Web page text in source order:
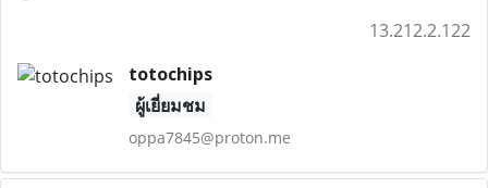
13.212.2.122
totochips
ผู้เยี่ยมชม
oppa7845@proton.me